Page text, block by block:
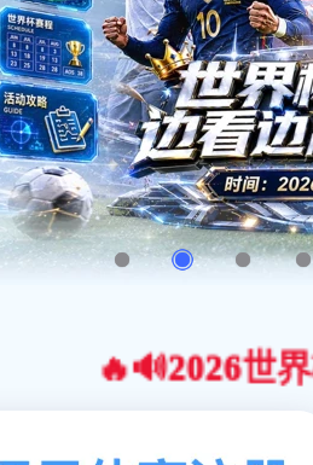
🔥🔊2026世界杯官